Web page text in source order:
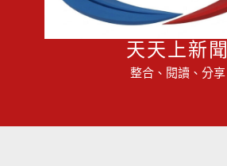
天天上新聞
整合、閱讀、分享